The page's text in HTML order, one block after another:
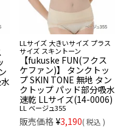
LLサイズ 大きいサイズ プラス
サイズ スキントーン
【fukuske FUN(フクス
ケファン)】 タンクトッ
プ SKIN TONE 無地 タン
クトップ パッド部分吸水
速乾 LLサイズ(14-0006)
LL ベージュ355
販売価格 ¥3,190 税込